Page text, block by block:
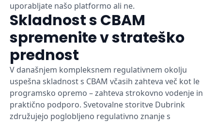
uporabljate našo platformo ali ne.
Skladnost s CBAM
spremenite v strateško
prednost
V današnjem kompleksnem regulativnem okolju
uspešna skladnost s CBAM včasih zahteva več kot le
programsko opremo – zahteva strokovno vodenje in
praktično podporo. Svetovalne storitve Dubrink
združujejo poglobljeno regulativno znanje s